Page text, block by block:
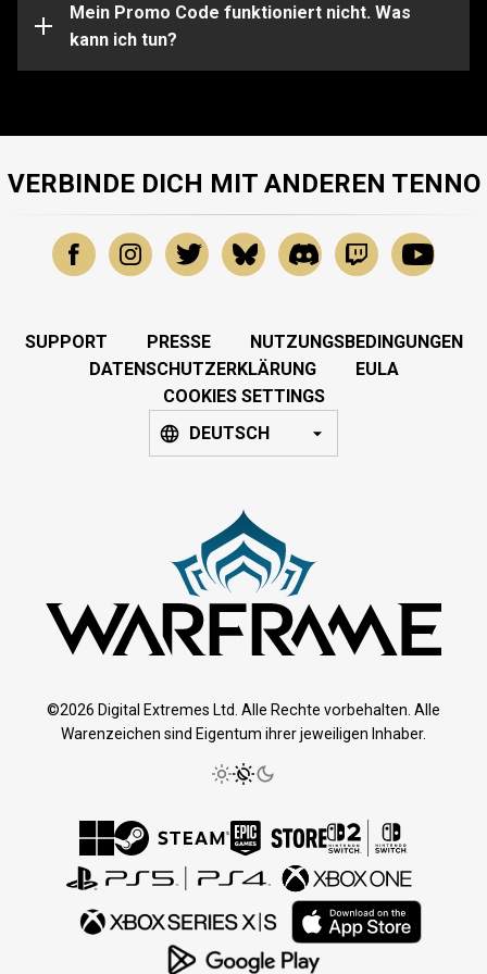
Mein Promo Code funktioniert nicht. Was
kann ich tun?
Unterstützung bei bestimmten Problemen sende bitte
eine Anfrage an unser
VERBINDE DICH MIT ANDEREN TENNO
SUPPORT PRESSE
NUTZUNGSBEDINGUNGEN
DATENSCHUTZERKLÄRUNG
EULA
COOKIES SETTINGS
DEUTSCH
©2026 Digital Extremes Ltd. Alle Rechte vorbehalten. Alle
Warenzeichen sind Eigentum ihrer jeweiligen Inhaber.